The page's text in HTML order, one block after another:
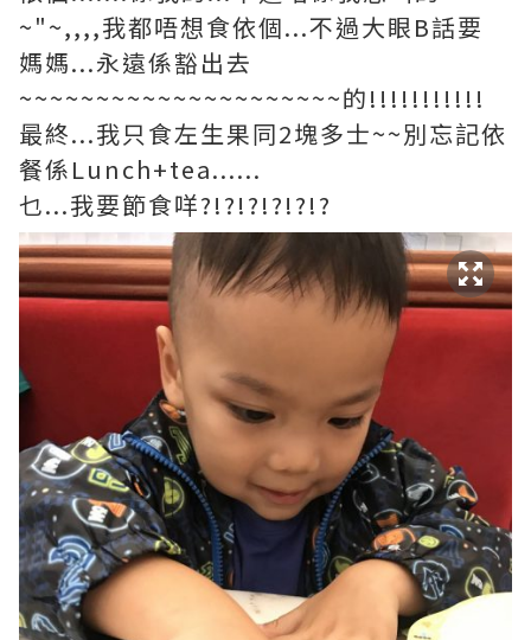
~"~,,,,我都唔想食依個...不過大眼B話要
媽媽...永遠係豁出去
~~~~~~~~~~~~~~~~~~~~~的!!!!!!!!!!!
最終...我只食左生果同2塊多士~~別忘記依
餐係Lunch+tea......
乜...我要節食咩?!?!?!?!?!?